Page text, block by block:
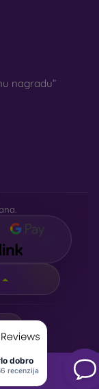
dobro
recenzija
nagradu”